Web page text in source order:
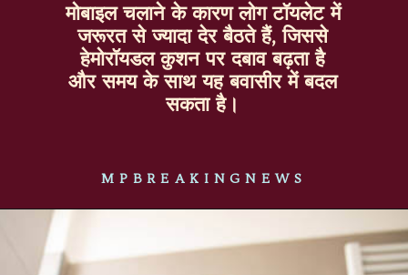
MPBREAKINGNEWS
मोबाइल चलाने के कारण लोग टॉयलेट में
जरूरत से ज्यादा देर बैठते हैं, जिससे
हेमोरॉयडल कुशन पर दबाव बढ़ता है
और समय के साथ यह बवासीर में बदल
सकता है।